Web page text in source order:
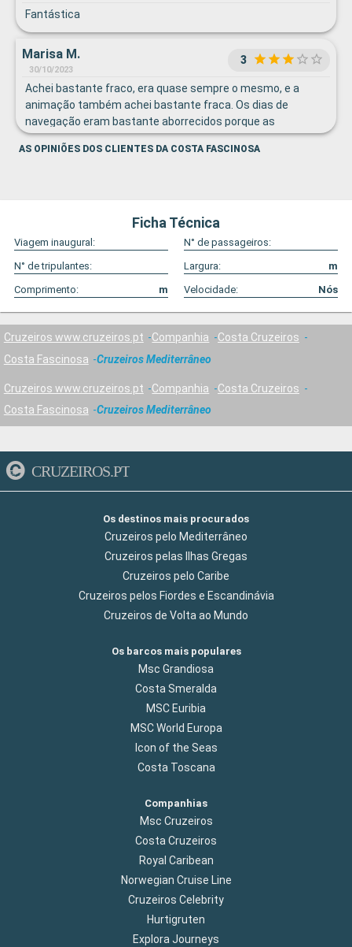
Fantástica
Marisa M.
30/10/2023
3
Achei bastante fraco, era quase sempre o mesmo, e a
animação também achei bastante fraca. Os dias de
navegação eram bastante aborrecidos porque as
atividades eram só para pessoas bastante mais velhas.
AS OPINIÕES DOS CLIENTES DA COSTA FASCINOSA
Ficha Técnica
Viagem inaugural:
N° de passageiros:
N° de tripulantes:
Largura:
m
Comprimento:
m Velocidade: Nós
Cruzeiros www.cruzeiros.pt Companhia
Costa Cruzeiros
Costa Fascinosa
Cruzeiros Mediterrâneo
Cruzeiros www.cruzeiros.pt Companhia
Costa Cruzeiros
Costa Fascinosa
Cruzeiros Mediterrâneo
CRUZEIROS.PT
Os destinos mais procurados
Cruzeiros pelo Mediterrâneo
Cruzeiros pelas Ilhas Gregas
Cruzeiros pelo Caribe
Cruzeiros pelos Fiordes e Escandinávia
Cruzeiros de Volta ao Mundo
Os barcos mais populares
Msc Grandiosa
Costa Smeralda
MSC Euribia
MSC World Europa
Icon of the Seas
Costa Toscana
Companhias
Msc Cruzeiros
Costa Cruzeiros
Royal Caribean
Norwegian Cruise Line
Cruzeiros Celebrity
Hurtigruten
Explora Journeys